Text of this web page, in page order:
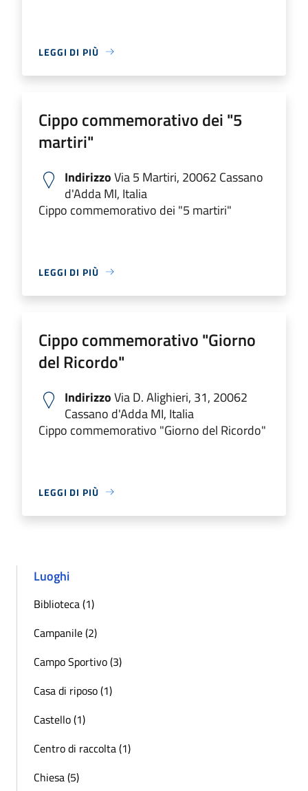
LEGGI DI PIÙ
Cippo commemorativo dei "5
martiri"
IndirizzoVia 5 Martiri, 20062 Cassano
d'Adda MI, Italia
Cippo commemorativo dei "5 martiri"
LEGGI DI PIÙ
Cippo commemorativo "Giorno
del Ricordo"
IndirizzoVia D. Alighieri, 31, 20062
Cassano d'Adda MI, Italia
Cippo commemorativo "Giorno del Ricordo"
LEGGI DI PIÙ
Luoghi
Biblioteca (1)
Campanile (2)
Campo Sportivo (3)
Casa di riposo (1)
Castello (1)
Centro di raccolta (1)
Chiesa (5)